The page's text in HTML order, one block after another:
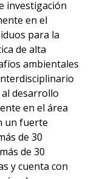
investigación
en el
para la
de alta
ambientales
desarrollo
en el área
un fuerte
de 30
de 30
y cuenta con